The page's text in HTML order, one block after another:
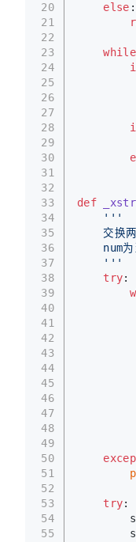
20
21
22
23
24
25
26
27
28
29
30
31
32
33
34
35
36
37
38
39
40
41
42
43
44
45
46
47
48
49
50
51
52
53
54
55
else :
while
def
'''
交换
num为
    '''
try:
try: